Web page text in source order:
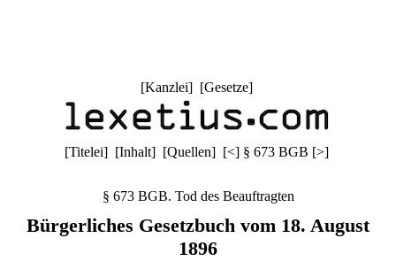
[Kanzlei] [Gesetze]
[Titelei] [Inhalt] [Quellen] [<] § 673 BGB [>]
§ 673 BGB. Tod des Beauftragten
Bürgerliches Gesetzbuch vom 18. August
1896